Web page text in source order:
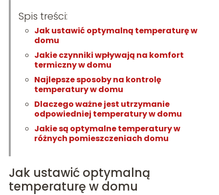
Spis treści:
Jak ustawić optymalną temperaturę w
domu
Jakie czynniki wpływają na komfort
termiczny w domu
Najlepsze sposoby na kontrolę
temperatury w domu
Dlaczego ważne jest utrzymanie
odpowiedniej temperatury w domu
Jakie są optymalne temperatury w
różnych pomieszczeniach domu
Jak ustawić optymalną
temperaturę w domu